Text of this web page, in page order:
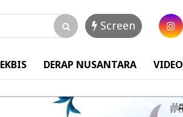
Screen
EKBIS DERAP NUSANTARA VIDEO